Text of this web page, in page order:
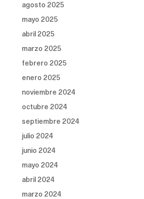
agosto 2025
mayo 2025
abril 2025
marzo 2025
febrero 2025
enero 2025
noviembre 2024
octubre 2024
septiembre 2024
julio 2024
junio 2024
mayo 2024
abril 2024
marzo 2024